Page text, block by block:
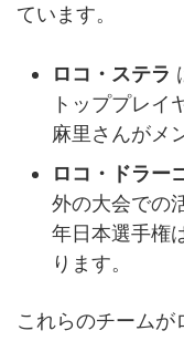
ています。
ロコ・ステラ
トッププレイ
麻里さんがメ
ロコ・ドラー
外の大会での
年日本選手権
ります。
これらのチーム